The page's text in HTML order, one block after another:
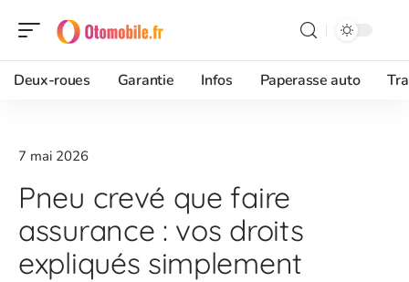
Deux-roues Garantie Infos Paperasse auto
7 mai 2026
Pneu crevé que faire
assurance : vos droits
expliqués simplement